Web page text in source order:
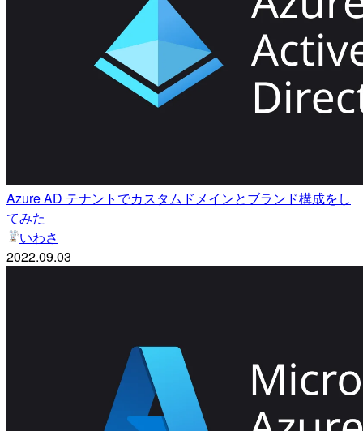
Azure AD テナントでカスタムドメインとブランド構成をし
てみた
いわさ
2022.09.03